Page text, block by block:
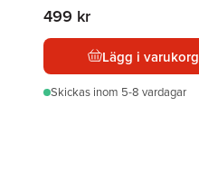
499 kr
Lägg i varukorg
Skickas inom 5-8 vardagar